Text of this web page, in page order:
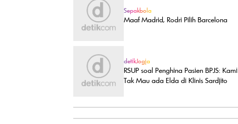
Sepakbola
Maaf Madrid, Rodri Pilih Barcelona
detikJogja
RSUP soal Penghina Pasien BPJS: Kami
Tak Mau ada Elda di Klinis Sardjito